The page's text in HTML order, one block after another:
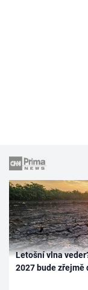
Letošní vlna
2027 bude zřejmě